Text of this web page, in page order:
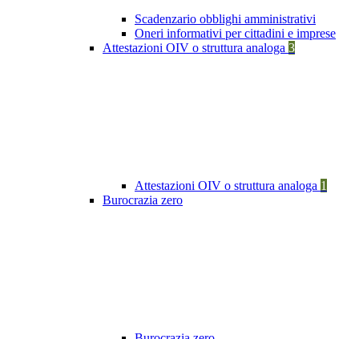
Scadenzario obblighi amministrativi
Oneri informativi per cittadini e imprese
Attestazioni OIV o struttura analoga 3
Attestazioni OIV o struttura analoga 1
Burocrazia zero